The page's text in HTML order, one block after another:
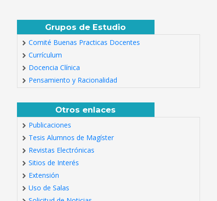
Grupos de Estudio
Comité Buenas Practicas Docentes
Currículum
Docencia Clínica
Pensamiento y Racionalidad
Otros enlaces
Publicaciones
Tesis Alumnos de Magíster
Revistas Electrónicas
Sitios de Interés
Extensión
Uso de Salas